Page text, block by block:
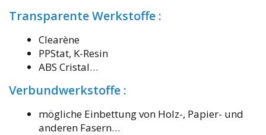
Transparente Werkstoffe :
Clearène
PPStat, K-Resin
ABS Cristal…
Verbundwerkstoffe :
mögliche Einbettung von Holz-, Papier- und
anderen Fasern…